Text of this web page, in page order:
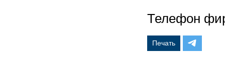
Телефон
Печать